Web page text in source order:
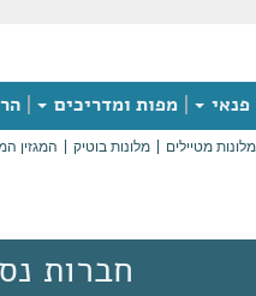
פנאי מפות ומדריכים
מלונות מטיילים מלונות בוטיק המגזין
חברות